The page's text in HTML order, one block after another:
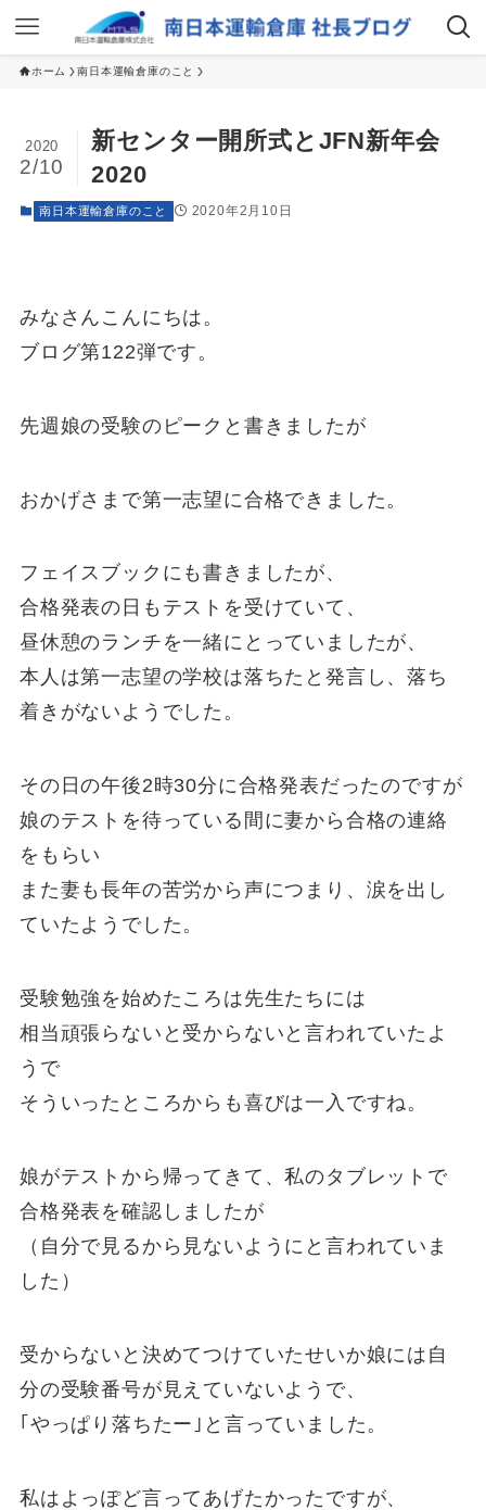
ホーム 南日本運輸倉庫のこと
新センター開所式とJFN新年会
2020
2020
2/10
南日本運輸倉庫のこと 2020年2月10日
みなさんこんにちは。
ブログ第122弾です。
先週娘の受験のピークと書きましたが
おかげさまで第一志望に合格できました。
フェイスブックにも書きましたが、
合格発表の日もテストを受けていて、
昼休憩のランチを一緒にとっていましたが、
本人は第一志望の学校は落ちたと発言し、落ち
着きがないようでした。
その日の午後2時30分に合格発表だったのですが
娘のテストを待っている間に妻から合格の連絡
をもらい
また妻も長年の苦労から声につまり、涙を出し
ていたようでした。
受験勉強を始めたころは先生たちには
相当頑張らないと受からないと言われていたよ
うで
そういったところからも喜びは一入ですね。
娘がテストから帰ってきて、私のタブレットで
合格発表を確認しましたが
（自分で見るから見ないようにと言われていま
した）
受からないと決めてつけていたせいか娘には自
分の受験番号が見えていないようで、
｢やっぱり落ちたー｣と言っていました。
私はよっぽど言ってあげたかったですが、